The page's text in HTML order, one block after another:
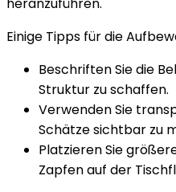
Einige Tipps für die
Beschriften Sie die
Struktur zu schaffen.
Verwenden Sie
Schätze sichtbar zu
Platzieren Sie
Zapfen auf der